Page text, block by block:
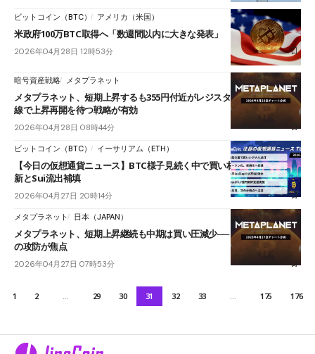
ビットコイン（BTC） アメリカ（米国）
米政府100万BTC取得へ「数週間以内に大きな発表」
2026年04月28日 12時53分
暗号資産戦略 メタプラネット
メタプラネット、短期上昇するも355円付近がレジスタンスか──買い目
線で上昇再開を待つ戦略が有効
2026年04月28日 08時44分
ビットコイン（BTC） イーサリアム（ETH）
【今日の仮想通貨ニュース】BTC様子見続く中で買い材料浮上｜ETF革
新とSui流出補填
2026年04月27日 20時14分
メタプラネット 日本（JAPAN）
メタプラネット、短期上昇継続も中期は買い圧減少──日足短期HMAで
の攻防が焦点
2026年04月27日 07時53分
1 2 29 30 31 32 33 175 176